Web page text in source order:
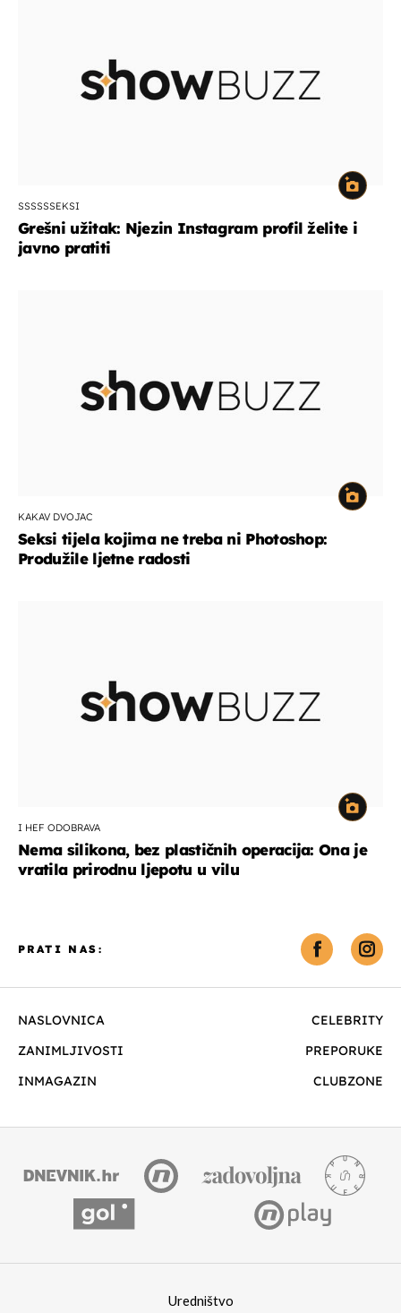
SSSSSSEKSI
Grešni užitak: Njezin Instagram profil želite i
javno pratiti
KAKAV DVOJAC
Seksi tijela kojima ne treba ni Photoshop:
Produžile ljetne radosti
I HEF ODOBRAVA
Nema silikona, bez plastičnih operacija: Ona je
vratila prirodnu ljepotu u vilu
NASLOVNICA
CELEBRITY
ZANIMLJIVOSTI
PREPORUKE
INMAGAZIN
CLUBZONE
PRATI NAS:
Uredništvo